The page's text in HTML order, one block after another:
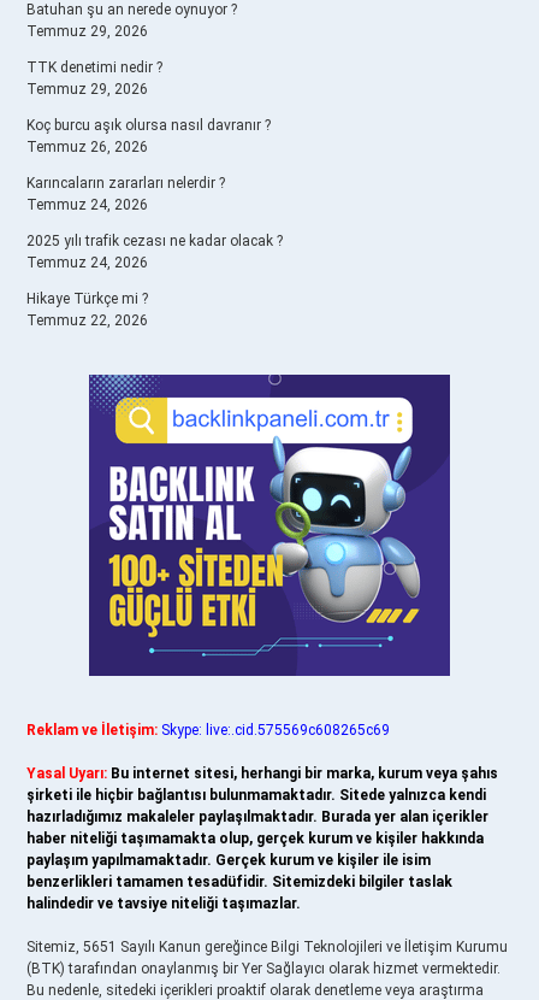
Batuhan şu an nerede oynuyor ?
Temmuz 29, 2026
TTK denetimi nedir ?
Temmuz 29, 2026
Koç burcu aşık olursa nasıl davranır ?
Temmuz 26, 2026
Karıncaların zararları nelerdir ?
Temmuz 24, 2026
2025 yılı trafik cezası ne kadar olacak ?
Temmuz 24, 2026
Hikaye Türkçe mi ?
Temmuz 22, 2026
Reklam ve İletişim: Skype: live:.cid.575569c608265c69
Yasal Uyarı: Bu internet sitesi, herhangi bir marka, kurum veya şahıs
şirketi ile hiçbir bağlantısı bulunmamaktadır. Sitede yalnızca kendi
hazırladığımız makaleler paylaşılmaktadır. Burada yer alan içerikler
haber niteliği taşımamakta olup, gerçek kurum ve kişiler hakkında
paylaşım yapılmamaktadır. Gerçek kurum ve kişiler ile isim
benzerlikleri tamamen tesadüfidir. Sitemizdeki bilgiler taslak
halindedir ve tavsiye niteliği taşımazlar.
Sitemiz, 5651 Sayılı Kanun gereğince Bilgi Teknolojileri ve İletişim Kurumu
(BTK) tarafından onaylanmış bir Yer Sağlayıcı olarak hizmet vermektedir.
Bu nedenle, sitedeki içerikleri proaktif olarak denetleme veya araştırma